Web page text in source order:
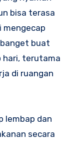
bisa terasa
mengecap
buat
hari, terutama
di ruangan
lembap dan
secara